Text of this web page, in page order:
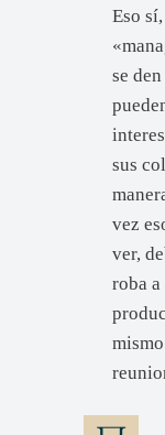
Eso
se
sus
vez
ver,
roba